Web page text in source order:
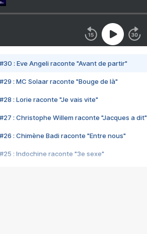
#30 : Eve Angeli raconte "Avant de partir"
#29 : MC Solaar raconte "Bouge de là"
#28 : Lorie raconte "Je vais vite"
#27 : Christophe Willem raconte "Jacques a dit"
#26 : Chimène Badi raconte "Entre nous"
#25 : Indochine raconte "3e sexe"